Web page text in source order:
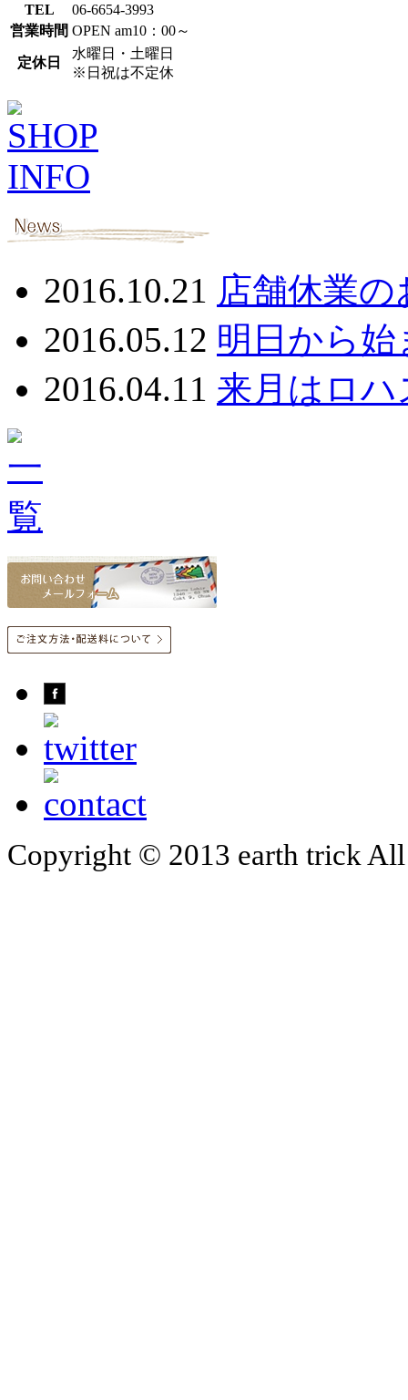
TEL
06-6654-3993
営業時間 OPEN am10：00～
定休日
水曜日・土曜日
※日祝は不定休
2016.10.21 店舗休業
2016.05.12 明日から
2016.04.11 来月はロ
Copyright © 2013 earth trick All